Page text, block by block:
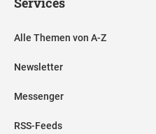
Alle Themen von A-Z
Newsletter
Messenger
RSS-Feeds